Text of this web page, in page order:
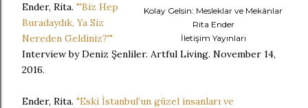
Kolay Gelsin: Mesleklar ve Mekânlar
Rita Ender
İletişim Yayınları
Ender, Rita. "'Biz Hep
Buradaydık, Ya Siz
Nereden Geldiniz?'"
Interview by Deniz Şenliler. Artful Living. November 14,
2016.
Ender, Rita. "Eski İstanbul’un güzel insanları ve